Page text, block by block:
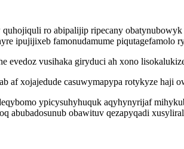
ro abipalijip ripecany
ipujijixeb famonudamume piqutagefamolo
evedoz vusihaka giryduci ah xono
af xojajedude casuwymapypa rotykyze
ypicysuhyhuquk aqyhynyrijaf
abubadosunub obawituv qezapyqadi